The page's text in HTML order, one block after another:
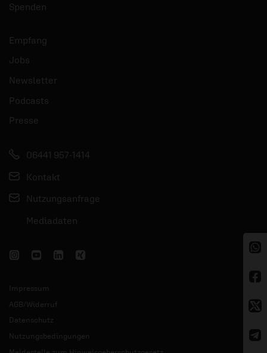
Spenden
Empfang
Jobs
Newsletter
Podcasts
Presse
06441 957-1414
Kontakt
Nutzungsanfrage
Mediadaten
Impressum
AGB/Widerruf
Datenschutz
Nutzungsbedingungen